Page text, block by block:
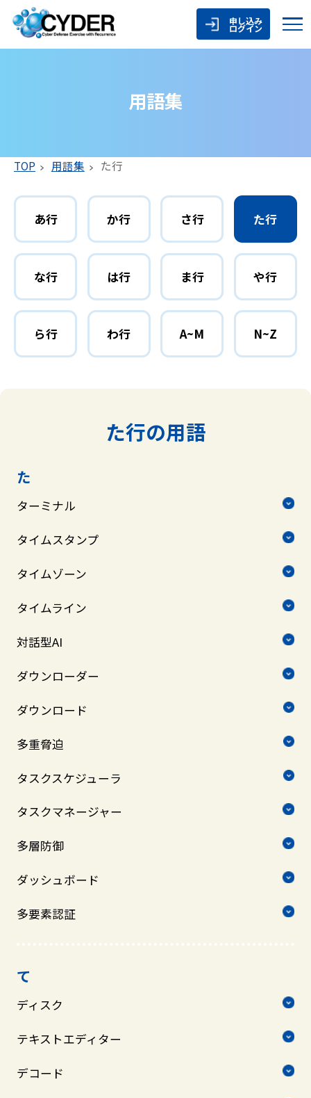
申し込み
ログイン
用語集
TOP 用語集 た行
あ行 か行 さ行 た行
な行 は行 ま行 や行
ら行 わ行 A~M N~Z
た行の用語
た
ターミナル
タイムスタンプ
タイムゾーン
タイムライン
対話型AI
ダウンローダー
ダウンロード
多重脅迫
タスクスケジューラ
タスクマネージャー
多層防御
ダッシュボード
多要素認証
て
ディスク
テキストエディター
デコード